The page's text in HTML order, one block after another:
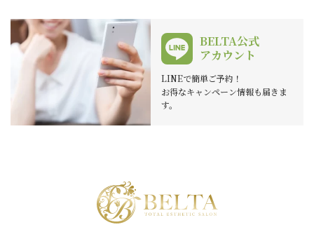
BELTA公式
アカウント
LINEで簡単ご予約！
お得なキャンペーン情報も届きま
す。